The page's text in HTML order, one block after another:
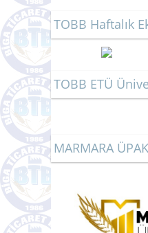
TOBB Haftalık
TOBB ETÜ
MARMARA ÜPAK